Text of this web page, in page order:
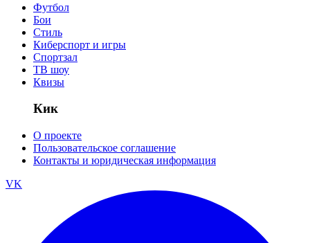
Футбол
Бои
Стиль
Киберспорт и игры
Спортзал
ТВ шоу
Квизы
Кик
О проекте
Пользовательское соглашение
Контакты и юридическая информация
VK